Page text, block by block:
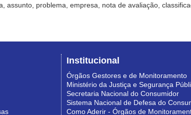
assunto, problema, empresa, nota de avaliação,
Institucional
Órgãos Gestores e de Monitoramento
Ministério da Justiça e Segurança
Secretaria Nacional do Consumidor
Sistema Nacional de Defesa do
Como Aderir - Órgãos de